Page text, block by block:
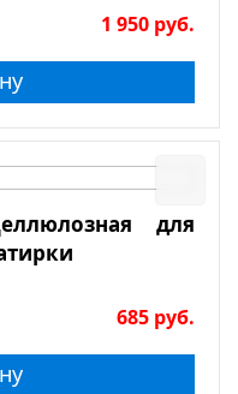
1 950 руб.
для
685 руб.